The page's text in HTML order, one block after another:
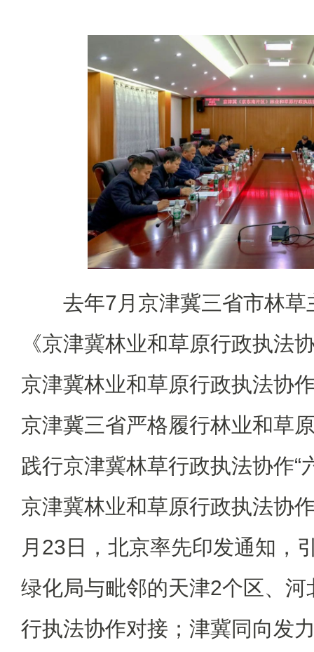
去年7月京津冀三省市林
《京津冀林业和草原行政执法
京津冀林业和草原行政执法协
京津冀三省严格履行林业和草
践行京津冀林草行政执法协作“
京津冀林业和草原行政执法协
月23日，北京率先印发通知，
绿化局与毗邻的天津2个区、
行执法协作对接；津冀同向发